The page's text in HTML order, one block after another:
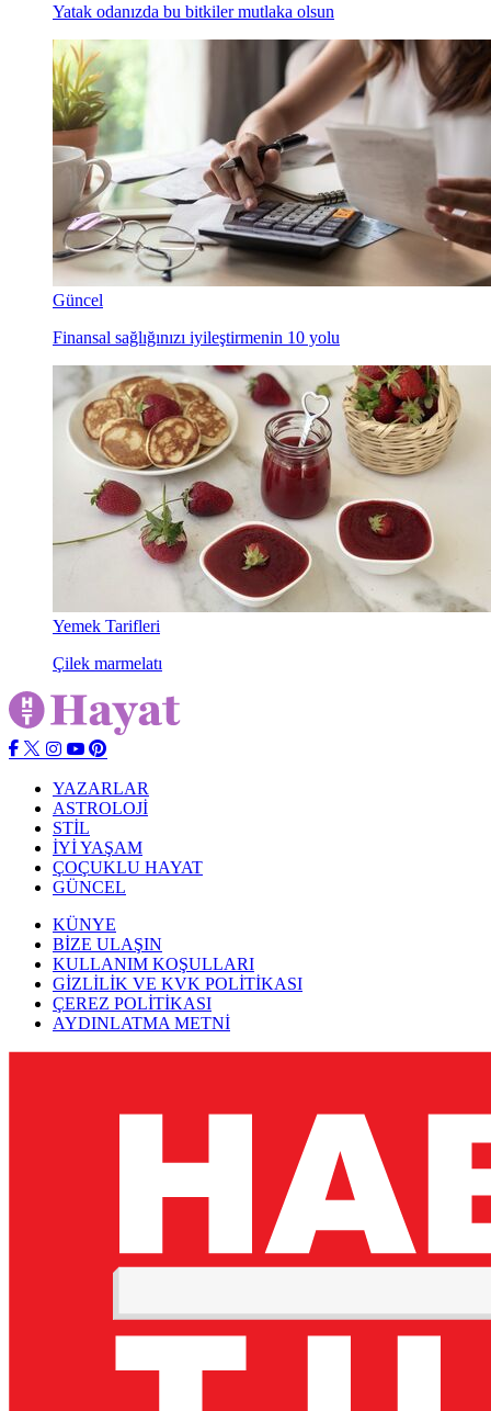
Yatak odanızda bu bitkiler mutlaka olsun
Güncel
Finansal sağlığınızı iyileştirmenin 10 yolu
Yemek Tarifleri
Çilek marmelatı
YAZARLAR
ASTROLOJİ
STİL
İYİ YAŞAM
ÇOÇUKLU HAYAT
GÜNCEL
KÜNYE
BİZE ULAŞIN
KULLANIM KOŞULLARI
GİZLİLİK VE KVK POLİTİKASI
ÇEREZ POLİTİKASI
AYDINLATMA METNİ